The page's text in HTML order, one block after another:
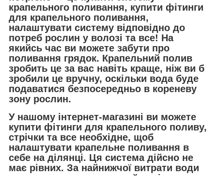
крапельного поливання, купити фітинги
для крапельного поливання,
налаштувати систему відповідно до
потреб рослин у волозі та все! На
якийсь час ви можете забути про
поливання грядок. Крапельний полив
зробить це за вас навіть краще, ніж ви б
зробили це вручну, оскільки вода буде
подаватися безпосередньо в кореневу
зону рослин.
У нашому інтернет-магазині ви можете
купити фітинги для крапельного поливу,
стрічки та все необхідне, щоб
налаштувати крапельне поливання в
себе на ділянці. Ця система дійсно не
має рівних. За найнижчої витрати води